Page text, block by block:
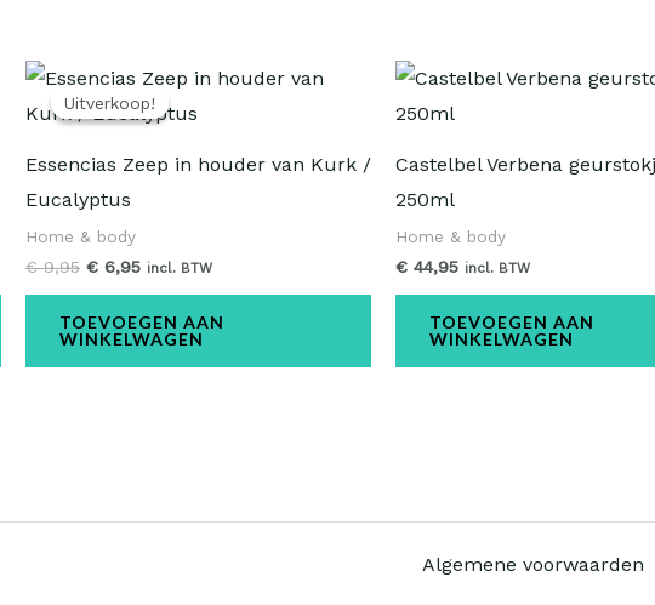
Uitverkoop!
Uitverkoop!
Essencias Zeep in houder van Kurk /
Eucalyptus
Home & body
€9,95
Oorspronkelijke
was:
€ 6,95
Huidige
is:
incl. BTW
TOEVOEGEN AAN
WINKELWAGEN
Castelbel Verbena
250ml
Home & body
€ 44,95 incl. BTW
TOEVOEGEN AAN
WINKELWAGEN
Algemene voorwaarden